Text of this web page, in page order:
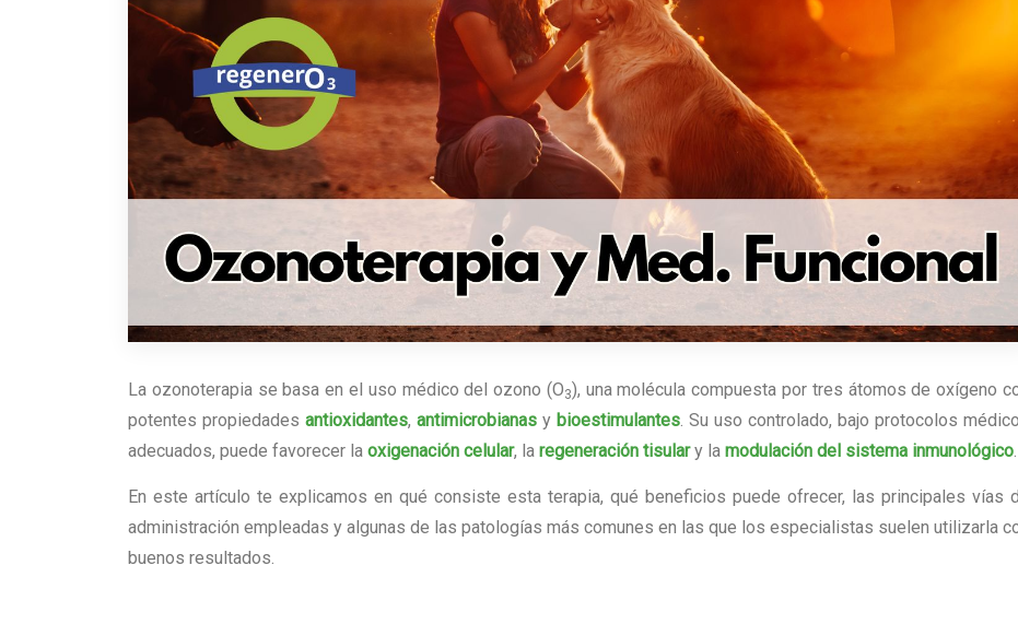
La ozonoterapia se basa en el uso médico del ozono (O3), una molécula compuesta por tres átomos de oxígeno
potentes propiedades antioxidantes, antimicrobianas y bioestimulantes . Su uso controlado, bajo protocolos
adecuados, puede favorecer la oxigenación celular, la regeneración tisulary la modulación del sistema inmunológico
En este artículo te explicamos en qué consiste esta terapia, qué beneficios puede ofrecer, las principales vías
administración empleadas y algunas de las patologías más comunes en las que los especialistas suelen utilizarla
buenos resultados.